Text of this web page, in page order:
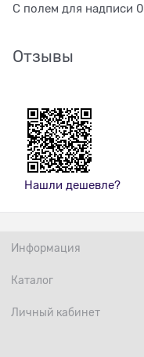
С полем для надписи 0
Отзывы
Нашли дешевле?
Информация
Каталог
Личный кабинет